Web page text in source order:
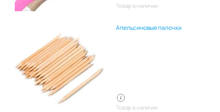
Товар в наличии
Апельсиновые палочки
Товар в наличии